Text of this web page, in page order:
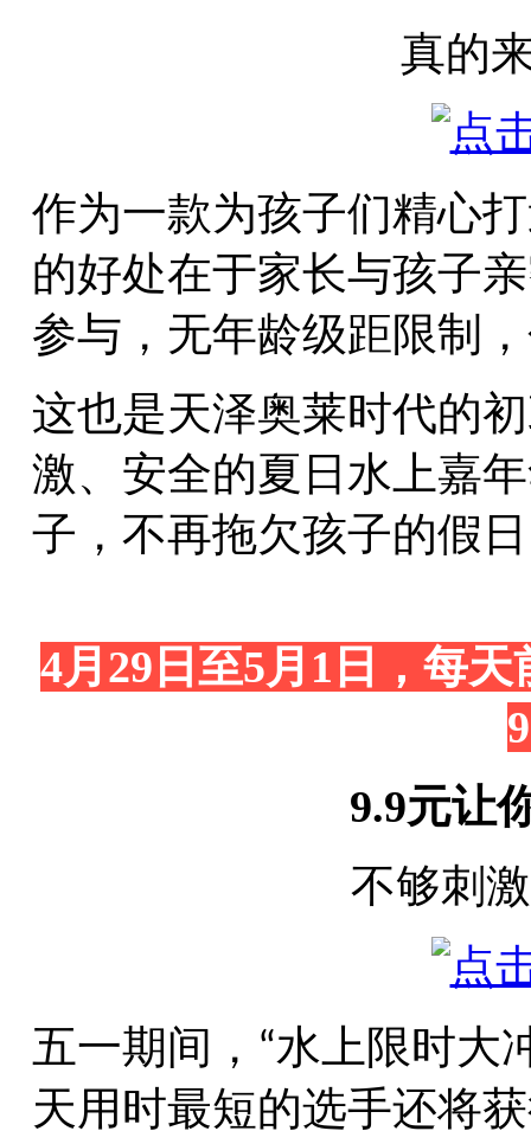
真的
作为一款为孩子们精心
的好处在于家长与孩子
参与，无年龄级距限制
这也是天泽奥莱时代的
激、安全的夏日水上嘉
子，不再拖欠孩子的假日
4月 29 日至5月 1 日，每天
9.9元让
不够刺
五一期间， “水上限时大
天用时最短的选手还将